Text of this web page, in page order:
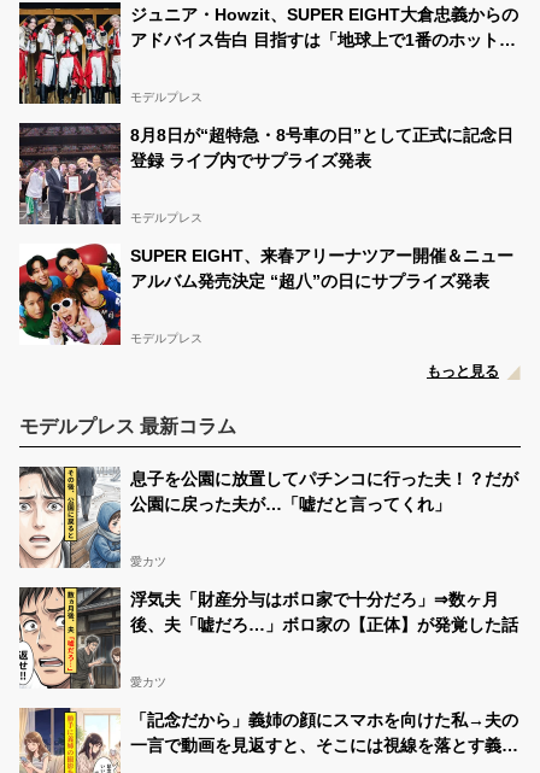
ジュニア・Howzit、SUPER EIGHT大倉忠義からの
アドバイス告白 目指すは「地球上で1番のホットス
NICE TO ME YOU】
モデルプレス
8月8日が“超特急・8号車の日”として正式に記念日
登録 ライブ内でサプライズ発表
モデルプレス
SUPER EIGHT、来春アリーナツアー開催＆ニュー
アルバム発売決定 “超八”の日にサプライズ発表
モデルプレス
もっと見る
モデルプレス 最新コラム
息子を公園に放置してパチンコに行った夫！？だが
公園に戻った夫が…「嘘だと言ってくれ」
愛カツ
浮気夫「財産分与はボロ家で十分だろ」⇒数ヶ月
後、夫「嘘だろ…」ボロ家の【正体】が発覚した話
愛カツ
「記念だから」義姉の顔にスマホを向けた私→夫の
一言で動画を見返すと、そこには視線を落とす義姉